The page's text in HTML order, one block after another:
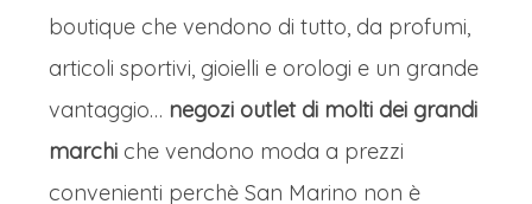
boutique che vendono di tutto, da profumi,
articoli sportivi, gioielli e orologi e un grande
vantaggio… negozi outlet di molti dei grandi
marchi che vendono moda a prezzi
convenienti perchè San Marino non è